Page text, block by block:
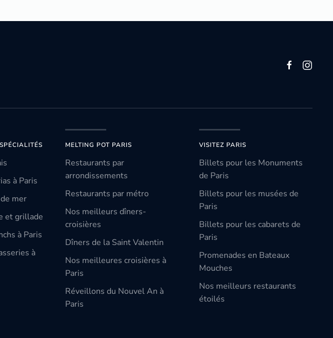
à Paris
mer
et grillade
à Paris
à
MELTING POT PARIS
Restaurants par
arrondissements
Restaurants par métro
Nos meilleurs dîners-
croisières
Dîners de la Saint Valentin
Nos meilleures croisières à
Paris
Réveillons du Nouvel An à
Paris
VISITEZ PARIS
Billets pour les Monuments
de Paris
Billets pour les musées de
Paris
Billets pour les cabarets de
Paris
Promenades en Bateaux
Mouches
Nos meilleurs restaurants
étoilés